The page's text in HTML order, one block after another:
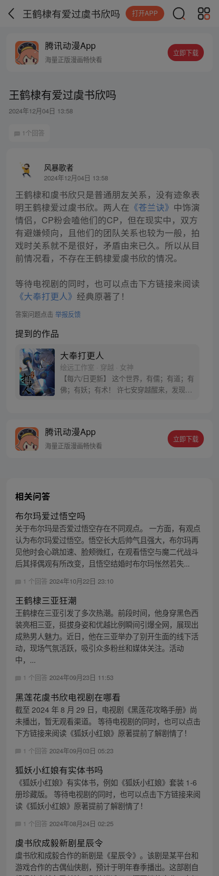
王鹤棣有爱过虞书欣吗 打开APP
腾讯动漫App
海量正版漫画畅快看
立即下载
王鹤棣有爱过虞书欣吗
2024年12月04日 13:58
1个回答
风暴歌者
2024年12月04日 13:58
王鹤棣和虞书欣只是普通朋友关系，没有迹象表
明王鹤棣爱过虞书欣。两人在 《苍兰诀》 中饰演
情侣，CP粉会嗑他们的CP，但在现实中，双方
有避嫌倾向，且他们的团队关系也较为一般，拍
戏时关系就不是很好，矛盾由来已久。所以从目
前情况看，不存在王鹤棣爱虞书欣的情况。
等待电视剧的同时，也可以点击下方链接来阅读
《大奉打更人》 经典原著了！
答案问题点击 举报反馈
提到的作品
大奉打更人
绘远工作室 · 穿越 · 女神
【每六/日更新】 这个世界，有儒；有道；有
佛；有妖；有术！ 许七安穿越醒来，发现自
者卖报小郎君同名小说 QQ群号：
799493374
腾讯动漫App
海量正版漫画畅快看
立即下载
相关问答
布尔玛爱过悟空吗
关于布尔玛是否爱过悟空存在不同观点。 一方面，有观点
认为布尔玛爱过悟空。悟空长大后帅气且强大，布尔玛再
见他时会心跳加速、脸颊微红，在观看悟空与魔二代战斗
后其择偶观有所改变，且悟空结婚时布尔玛怅然若失...
1 个回答 2024年10月22日 23:10
王鹤棣三亚狂潮
王鹤棣在三亚引发了多次热潮。前段时间，他身穿黑色西
装亮相三亚，挺拔身姿和优越比例瞬间引爆全网，展现出
成熟男人魅力。近日，他在三亚举办了别开生面的线下活
动，现场气氛活跃，吸引众多粉丝和媒体关注。活动
中，...
1 个回答 2024年09月23日 11:53
黑莲花虞书欣电视剧在哪看
截至 2024 年 8 月 29 日，电视剧《黑莲花攻略手册》尚
未播出，暂无观看渠道。 等待电视剧的同时，也可以点击
下方链接来阅读《狐妖小红娘》原著提前了解剧情了！
1 个回答 2024年09月03日 05:23
狐妖小红娘有实体书吗
《狐妖小红娘》有实体书，例如《狐妖小红娘》套装 1-6
册珍藏版。 等待电视剧的同时，也可以点击下方链接来阅
读《狐妖小红娘》原著提前了解剧情了！
1 个回答 2024年08月24日 02:25
虞书欣成毅新剧星辰令
虞书欣和成毅合作的新剧是《星辰令》。该剧是某平台和
游戏合作的古偶仙侠剧，预计于明年春季播出。这部剧自